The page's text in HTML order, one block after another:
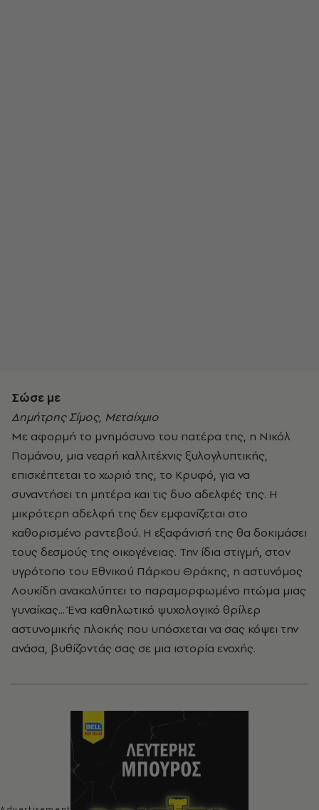
Σώσε με
Δημήτρης Σίμος, Μεταίχμιο
Με αφορμή το μνημόσυνο του πατέρα της, η Νικόλ
Πομάνου, μια νεαρή καλλιτέχνις ξυλογλυπτικής,
επισκέπτεται το χωριό της, το Κρυφό, για να
συναντήσει τη μητέρα και τις δυο αδελφές της. Η
μικρότερη αδελφή της δεν εμφανίζεται στο
καθορισμένο ραντεβού. Η εξαφάνισή της θα δοκιμάσει
τους δεσμούς της οικογένειας. Την ίδια στιγμή, στον
υγρότοπο του Εθνικού Πάρκου Θράκης, η αστυνόμος
Λουκίδη ανακαλύπτει το παραμορφωμένο πτώμα μιας
γυναίκας... Ένα καθηλωτικό ψυχολογικό θρίλερ
αστυνομικής πλοκής που υπόσχεται να σας κόψει την
ανάσα, βυθίζοντάς σας σε μια ιστορία ενοχής.